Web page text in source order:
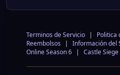
Terminos de Servicio | Politica
Reembolsos | Información del
Online Season 6 | Castle Siege